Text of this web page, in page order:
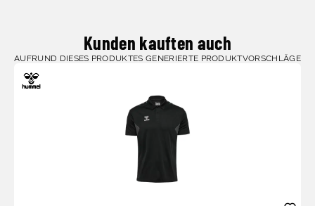
Kunden kauften auch
AUFRUND DIESES PRODUKTES GENERIERTE PRODUKTVORSCHLÄGE